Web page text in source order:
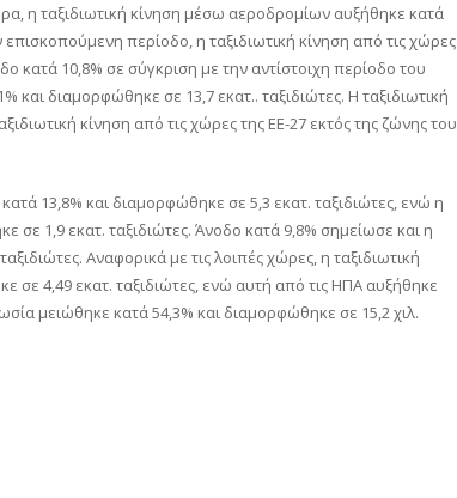
η ταξιδιωτική κίνηση μέσω αεροδρομίων αυξήθηκε κατά
περίοδο, η ταξιδιωτική κίνηση από τις χώρες
κατά 10,8% σε σύγκριση με την αντίστοιχη περίοδο του
και διαμορφώθηκε σε 13,7 εκατ.. ταξιδιώτες. Η ταξιδιωτική
κίνηση από τις χώρες της ΕΕ-27 εκτός της ζώνης του
13,8% και διαμορφώθηκε σε 5,3 εκατ. ταξιδιώτες, ενώ η
σε 1,9 εκατ. ταξιδιώτες. Άνοδο κατά 9,8% σημείωσε και η
Αναφορικά με τις λοιπές χώρες, η ταξιδιωτική
σε 4,49 εκατ. ταξιδιώτες, ενώ αυτή από τις ΗΠΑ αυξήθηκε
μειώθηκε κατά 54,3% και διαμορφώθηκε σε 15,2 χιλ.